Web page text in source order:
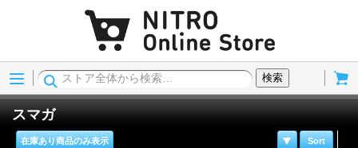
Menu
検索
スマガ
Sort
在庫あり商品のみ表示